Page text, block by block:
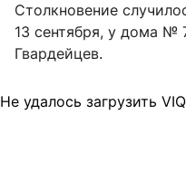
Столкновение
13 сентября, у дома №
Гвардейцев.
Не удалось загрузить